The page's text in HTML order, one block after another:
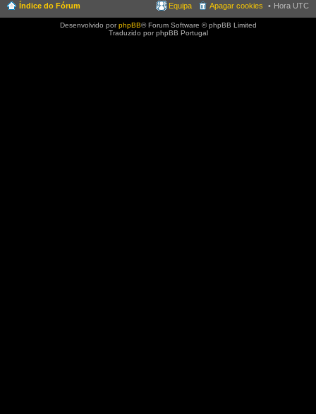
Índice do Fórum Hora UTC
Apagar cookies
Equipa
Desenvolvido porphpBB® Forum Software © phpBB Limited
Traduzido por phpBB Portugal